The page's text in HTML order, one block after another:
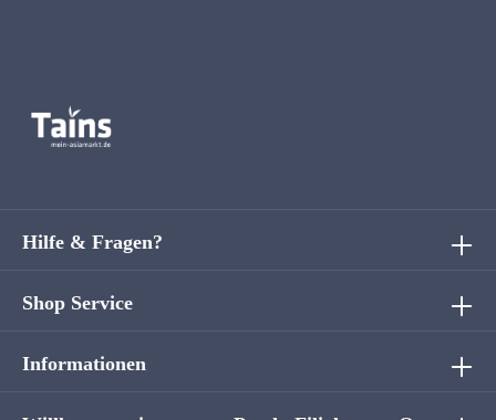
Hilfe & Fragen?
Shop Service
Informationen